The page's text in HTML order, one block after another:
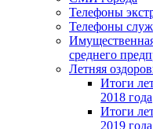
Телефоны
Телефоны
среднего
Летняя
Итоги
2018 года
Итоги
2019 года